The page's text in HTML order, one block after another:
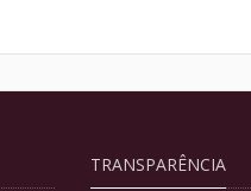
TRANSPARÊNCIA